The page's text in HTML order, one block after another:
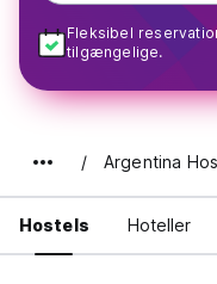
Fleksibel
tilgængelige.
Argentina
Hostels Hoteller